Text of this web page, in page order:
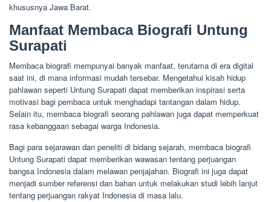
khususnya Jawa Barat.
Manfaat Membaca Biografi Untung
Surapati
Membaca biografi mempunyai banyak manfaat, terutama di era digital
saat ini, di mana informasi mudah tersebar. Mengetahui kisah hidup
pahlawan seperti Untung Surapati dapat memberikan inspirasi serta
motivasi bagi pembaca untuk menghadapi tantangan dalam hidup.
Selain itu, membaca biografi seorang pahlawan juga dapat memperkuat
rasa kebanggaan sebagai warga Indonesia.
Bagi para sejarawan dan peneliti di bidang sejarah, membaca biografi
Untung Surapati dapat memberikan wawasan tentang perjuangan
bangsa Indonesia dalam melawan penjajahan. Biografi ini juga dapat
menjadi sumber referensi dan bahan untuk melakukan studi lebih lanjut
tentang perjuangan rakyat Indonesia di masa lalu.